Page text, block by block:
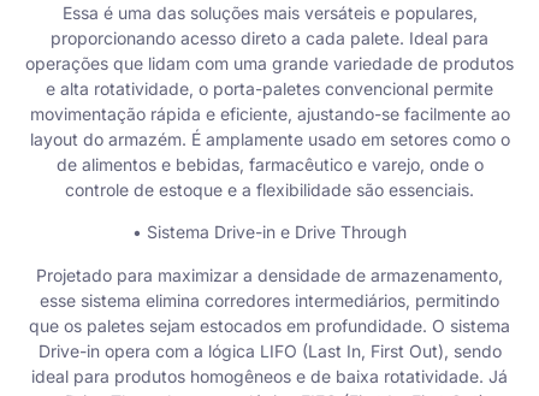
Essa é uma das soluções mais versáteis e populares,
proporcionando acesso direto a cada palete. Ideal para
operações que lidam com uma grande variedade de produtos
e alta rotatividade, o porta-paletes convencional permite
movimentação rápida e eficiente, ajustando-se facilmente ao
layout do armazém. É amplamente usado em setores como o
de alimentos e bebidas, farmacêutico e varejo, onde o
controle de estoque e a flexibilidade são essenciais.
• Sistema Drive-in e Drive Through
Projetado para maximizar a densidade de armazenamento,
esse sistema elimina corredores intermediários, permitindo
que os paletes sejam estocados em profundidade. O sistema
Drive-in opera com a lógica LIFO (Last In, First Out), sendo
ideal para produtos homogêneos e de baixa rotatividade. Já